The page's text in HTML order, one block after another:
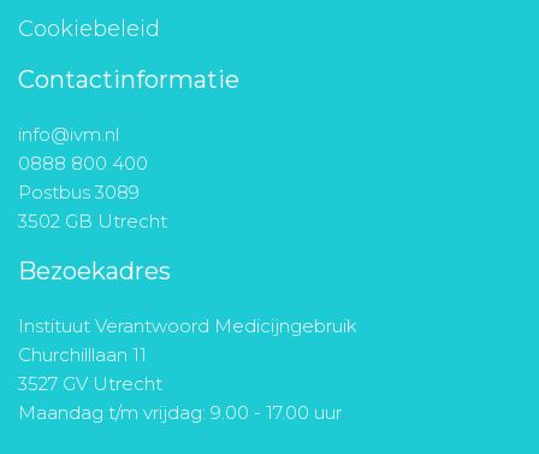
Cookiebeleid
Contactinformatie
info@ivm.nl
0888 800 400
Postbus 3089
3502 GB Utrecht
Bezoekadres
Instituut Verantwoord Medicijngebruik
Churchilllaan 11
3527 GV Utrecht
Maandag t/m vrijdag: 9.00 - 17.00 uur